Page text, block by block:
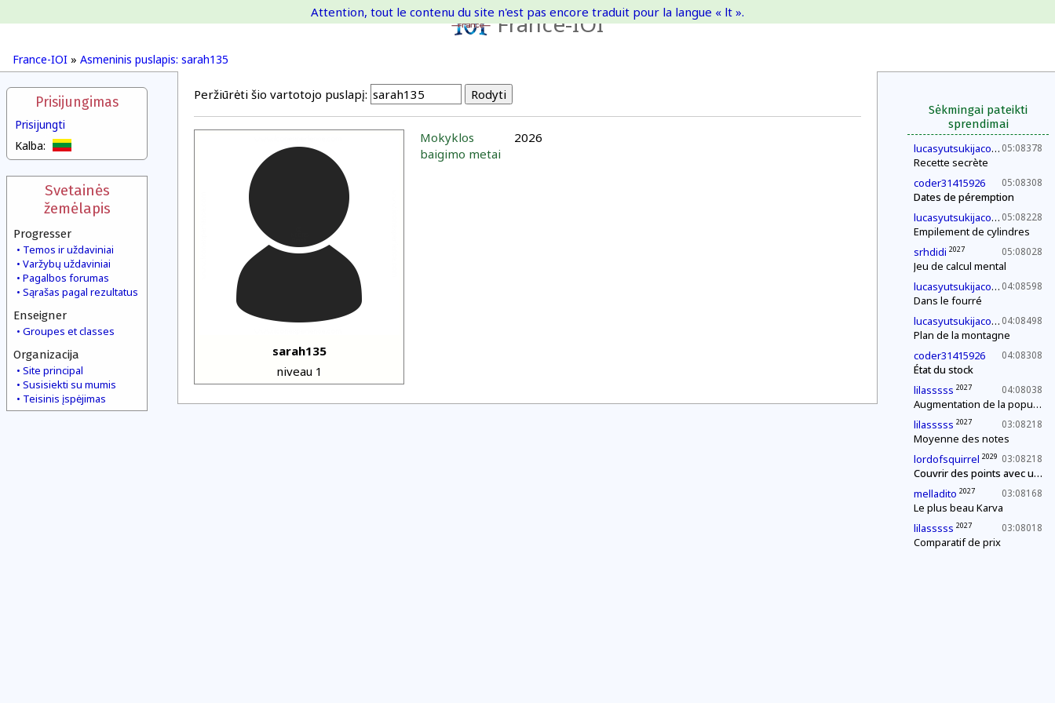
France-IOI
France-IOI » Asmeninis puslapis: sarah135
Attention, tout le contenu du site n'est pas encore traduit pour la langue « lt ».
Prisijungimas
Prisijungti
Kalba:
Svetainės
žemėlapis
Progresser
Temos ir uždaviniai
Varžybų uždaviniai
Pagalbos forumas
Sąrašas pagal rezultatus
Enseigner
Groupes et classes
Organizacija
Site principal
Susisiekti su mumis
Teisinis įspėjimas
Sėkmingai pateikti
sprendimai
05:08378
lucasyutsukijacono 2030
Recette secrète
05:08308
coder31415926
Dates de péremption
05:08228
lucasyutsukijacono 2030
Empilement de cylindres
05:08028
srhdidi 2027
Jeu de calcul mental
04:08598
lucasyutsukijacono 2030
Dans le fourré
04:08498
lucasyutsukijacono 2030
Plan de la montagne
04:08308
coder31415926
État du stock
04:08038
lilasssss 2027
Augmentation de la population
03:08218
lilasssss 2027
Moyenne des notes
03:08218
lordofsquirrel 2029
Couvrir des points avec un segment de longueur fixe
03:08168
melladito 2027
Le plus beau Karva
03:08018
lilasssss 2027
Comparatif de prix
Peržiūrėti šio vartotojo puslapį:
sarah135
niveau 1
Mokyklos
baigimo metai
2026